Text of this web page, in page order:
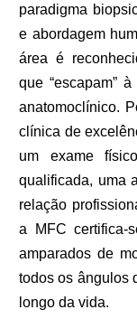
paradigma
e abordagem
área é
que “escapam”
anatomoclínico.
clínica de
um exame
qualificada, uma
relação
a MFC certifica-
amparados de
todos os ângulos
longo da vida.